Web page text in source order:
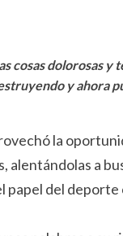
cosas dolorosas
y ahora
la
alentándolas a
papel del